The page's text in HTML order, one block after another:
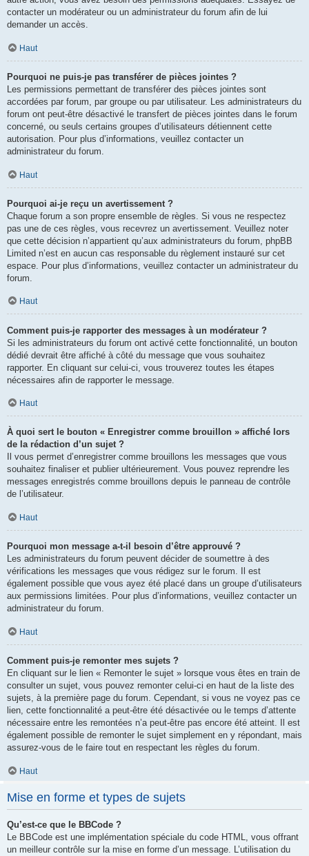
contacter un modérateur ou un administrateur du forum afin de lui
demander un accès.
Haut
Pourquoi ne puis-je pas transférer de pièces jointes ?
Les permissions permettant de transférer des pièces jointes sont
accordées par forum, par groupe ou par utilisateur. Les administrateurs du
forum ont peut-être désactivé le transfert de pièces jointes dans le forum
concerné, ou seuls certains groupes d’utilisateurs détiennent cette
autorisation. Pour plus d’informations, veuillez contacter un
administrateur du forum.
Haut
Pourquoi ai-je reçu un avertissement ?
Chaque forum a son propre ensemble de règles. Si vous ne respectez
pas une de ces règles, vous recevrez un avertissement. Veuillez noter
que cette décision n’appartient qu’aux administrateurs du forum, phpBB
Limited n’est en aucun cas responsable du règlement instauré sur cet
espace. Pour plus d’informations, veuillez contacter un administrateur du
forum.
Haut
Comment puis-je rapporter des messages à un modérateur ?
Si les administrateurs du forum ont activé cette fonctionnalité, un bouton
dédié devrait être affiché à côté du message que vous souhaitez
rapporter. En cliquant sur celui-ci, vous trouverez toutes les étapes
nécessaires afin de rapporter le message.
Haut
À quoi sert le bouton « Enregistrer comme brouillon » affiché lors
de la rédaction d’un sujet ?
Il vous permet d’enregistrer comme brouillons les messages que vous
souhaitez finaliser et publier ultérieurement. Vous pouvez reprendre les
messages enregistrés comme brouillons depuis le panneau de contrôle
de l’utilisateur.
Haut
Pourquoi mon message a-t-il besoin d’être approuvé ?
Les administrateurs du forum peuvent décider de soumettre à des
vérifications les messages que vous rédigez sur le forum. Il est
également possible que vous ayez été placé dans un groupe d’utilisateurs
aux permissions limitées. Pour plus d’informations, veuillez contacter un
administrateur du forum.
Haut
Comment puis-je remonter mes sujets ?
En cliquant sur le lien « Remonter le sujet » lorsque vous êtes en train de
consulter un sujet, vous pouvez remonter celui-ci en haut de la liste des
sujets, à la première page du forum. Cependant, si vous ne voyez pas ce
lien, cette fonctionnalité a peut-être été désactivée ou le temps d’attente
nécessaire entre les remontées n’a peut-être pas encore été atteint. Il est
également possible de remonter le sujet simplement en y répondant, mais
assurez-vous de le faire tout en respectant les règles du forum.
Haut
Mise en forme et types de sujets
Qu’est-ce que le BBCode ?
Le BBCode est une implémentation spéciale du code HTML, vous offrant
un meilleur contrôle sur la mise en forme d’un message. L’utilisation du